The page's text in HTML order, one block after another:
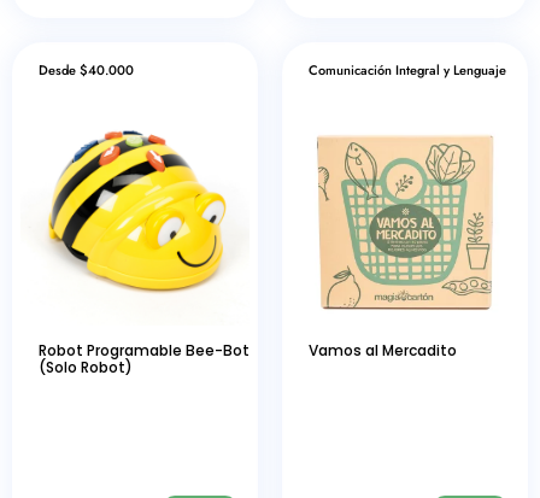
Desde $40.000
Robot Programable Bee-Bot
(Solo Robot)
Comunicación Integral y Lenguaje
Vamos al Mercadito